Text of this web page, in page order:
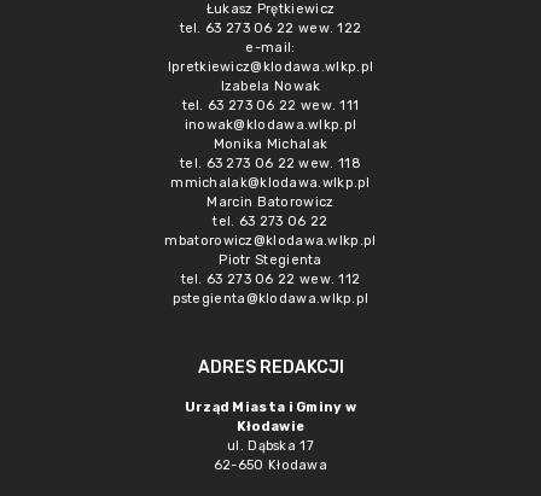
Łukasz Prętkiewicz
tel. 63 273 06 22 wew. 122
e-mail:
lpretkiewicz@klodawa.wlkp.pl
Izabela Nowak
tel. 63 273 06 22 wew. 111
inowak@klodawa.wlkp.pl
Monika Michalak
tel. 63 273 06 22 wew. 118
mmichalak@klodawa.wlkp.pl
Marcin Batorowicz
tel. 63 273 06 22
mbatorowicz@klodawa.wlkp.pl
Piotr Stegienta
tel. 63 273 06 22 wew. 112
pstegienta@klodawa.wlkp.pl
ADRES REDAKCJI
Urząd Miasta i Gminy w
Kłodawie
ul. Dąbska 17
62-650 Kłodawa